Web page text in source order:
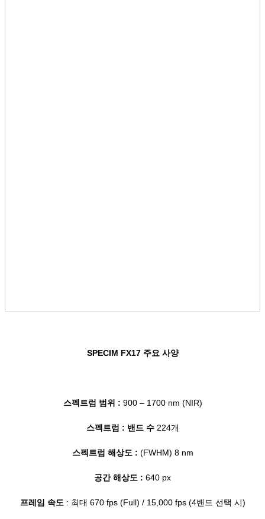
SPECIM FX17 주요 사양
스펙트럼 범위 : 900 – 1700 nm (NIR)
스펙트럼 : 밴드 수224개
스펙트럼 해상도 : (FWHM) 8 nm
공간 해상도 : 640 px
프레임 속도 : 최대 670 fps (Full) / 15,000 fps (4밴드 선택 시)